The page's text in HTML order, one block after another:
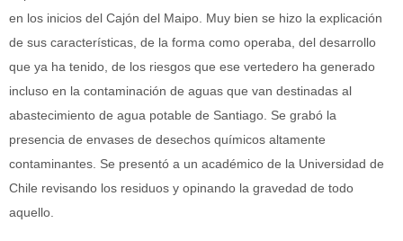
en los inicios del Cajón del Maipo. Muy bien se hizo la explicación
de sus características, de la forma como operaba, del desarrollo
que ya ha tenido, de los riesgos que ese vertedero ha generado
incluso en la contaminación de aguas que van destinadas al
abastecimiento de agua potable de Santiago. Se grabó la
presencia de envases de desechos químicos altamente
contaminantes. Se presentó a un académico de la Universidad de
Chile revisando los residuos y opinando la gravedad de todo
aquello.